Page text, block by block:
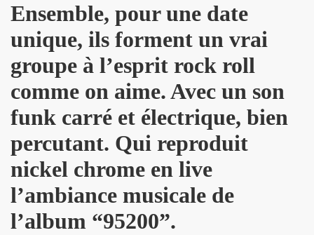
Ensemble, pour une date
unique, ils forment un vrai
groupe à l’esprit rock roll
comme on aime. Avec un son
funk carré et électrique, bien
percutant. Qui reproduit
nickel chrome en live
l’ambiance musicale de
l’album “95200”.
sur le site de RFI (octobre 2009).
PACADIS (1978).
"LIBERATION" (14 avril 2003).
dans "LE MONDE" (avril 2003).
(mars 1997).
dans "ROCK & FOLK" (juin 2003).
(1994) par H.M.
le magazine "FEELING" (numero 3, mars 1978).